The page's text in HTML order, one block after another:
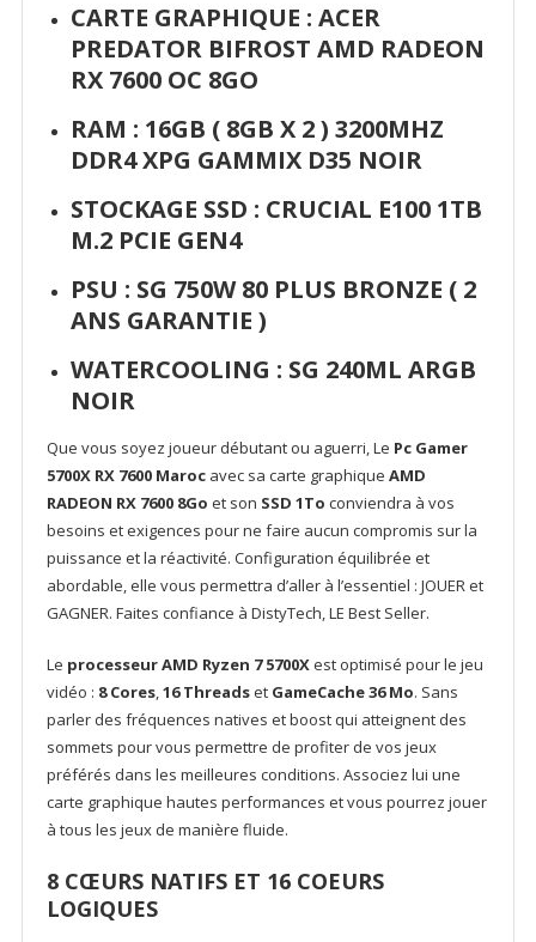
CARTE GRAPHIQUE : ACER
PREDATOR BIFROST AMD RADEON
RX 7600 OC 8GO
RAM : 16GB ( 8GB X 2 ) 3200MHZ
DDR4 XPG GAMMIX D35 NOIR
STOCKAGE SSD : CRUCIAL E100 1TB
M.2 PCIE GEN4
PSU : SG 750W 80 PLUS BRONZE ( 2
ANS GARANTIE )
WATERCOOLING : SG 240ML ARGB
NOIR
Que vous soyez joueur débutant ou aguerri, Le Pc Gamer
5700X RX 7600 Maroc avec sa carte graphique AMD
RADEON RX 7600 8Go et son SSD 1To conviendra à vos
besoins et exigences pour ne faire aucun compromis sur la
puissance et la réactivité. Configuration équilibrée et
abordable, elle vous permettra d’aller à l’essentiel : JOUER et
GAGNER. Faites confiance à DistyTech, LE Best Seller.
Le processeur AMD Ryzen 7 5700Xest optimisé pour le jeu
vidéo : 8 Cores,16 Threadset GameCache 36 Mo. Sans
parler des fréquences natives et boost qui atteignent des
sommets pour vous permettre de profiter de vos jeux
préférés dans les meilleures conditions. Associez lui une
carte graphique hautes performances et vous pourrez jouer
à tous les jeux de manière fluide.
8 CŒURS NATIFS ET 16 COEURS
LOGIQUES